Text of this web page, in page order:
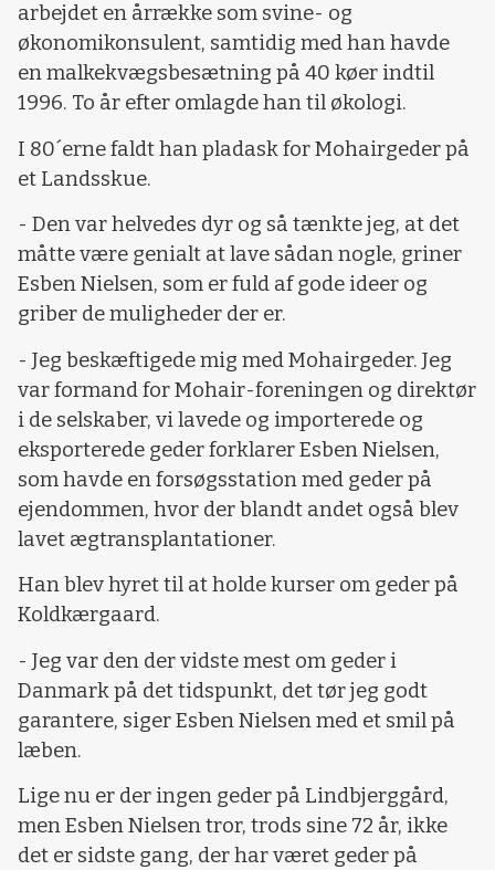
arbejdet en årrække som svine- og
økonomikonsulent, samtidig med han havde
en malkekvægsbesætning på 40 køer indtil
1996. To år efter omlagde han til økologi.
I 80´erne faldt han pladask for Mohairgeder på
et Landsskue.
- Den var helvedes dyr og så tænkte jeg, at det
måtte være genialt at lave sådan nogle, griner
Esben Nielsen, som er fuld af gode ideer og
griber de muligheder der er.
- Jeg beskæftigede mig med Mohairgeder. Jeg
var formand for Mohair-foreningen og direktør
i de selskaber, vi lavede og importerede og
eksporterede geder forklarer Esben Nielsen,
som havde en forsøgsstation med geder på
ejendommen, hvor der blandt andet også blev
lavet ægtransplantationer.
Han blev hyret til at holde kurser om geder på
Koldkærgaard.
- Jeg var den der vidste mest om geder i
Danmark på det tidspunkt, det tør jeg godt
garantere, siger Esben Nielsen med et smil på
læben.
Lige nu er der ingen geder på Lindbjerggård,
men Esben Nielsen tror, trods sine 72 år, ikke
det er sidste gang, der har været geder på